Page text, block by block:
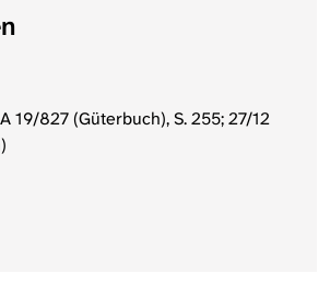
19/827 (Güterbuch), S. 255; 27/12